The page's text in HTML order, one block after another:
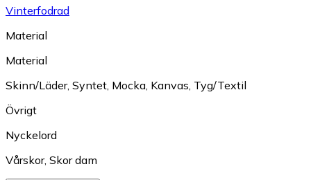
Vinterfodrad
Material
Material
Skinn/Läder, Syntet, Mocka, Kanvas, Tyg/Textil
Övrigt
Nyckelord
Vårskor, Skor dam